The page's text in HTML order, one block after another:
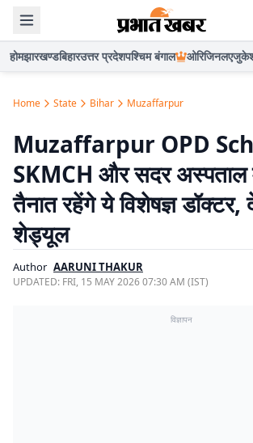
होमझारखण्डबिहारउत्तर प्रदेशपश्चिम बंगाल ओरिजिनल
Home State Bihar Muzaffarpur
Muzaffarpur OPD
SKMCH और सदर
तैनात रहेंगे ये विशेषज्ञ डॉक्टर,
शेड्यूल
Author AARUNI THAKUR
UPDATED: FRI, 15 MAY 2026 07:30 AM (IST)
विज्ञापन